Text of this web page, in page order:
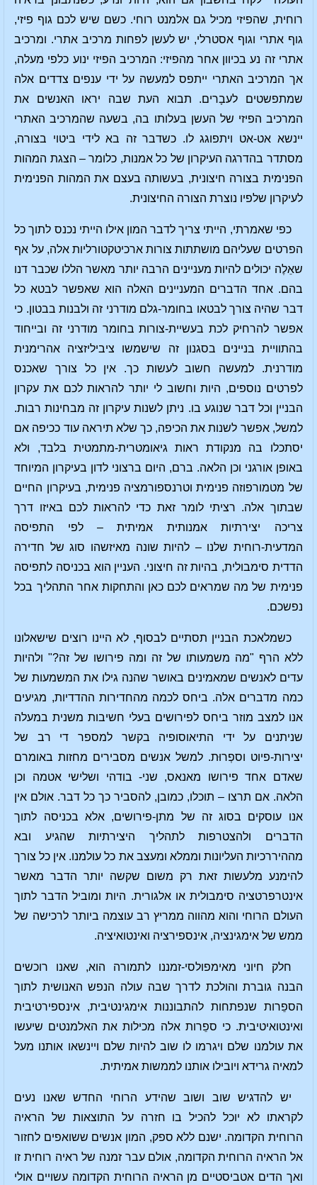
רוחית, שהפיזי מכיל גם אלמנט רוחי. כשם שיש לכם גוף פיזי,
גוף אתרי וגוף אסטרלי, יש לעשן לפחות מרכיב אתרי. ומרכיב
אתרי זה נע בכיוון אחר מהפיזי: המרכיב הפיזי ינוע כלפי מעלה,
אך המרכיב האתרי ייתפס למעשה על ידי ענפים צדדים אלה
שמתפשטים לעבָרים. תבוא העת שבה יראו האנשים את
המרכיב הפיזי של העשן בעלותו בה, בשעה שהמרכיב האתרי
יינשא אט-אט ויתפוגג לו. כשדבר זה בא לידי ביטוי בצורה,
מסתדר בהדרגה העיקרון של כל אמנות, כלומר – הצגת המהות
הפנימית בצורה חיצונית, בעשותה בעצם את המהות הפנימית
לעיקרון שלפיו נוצרת הצורה החיצונית.
כפי שאמרתי, הייתי צריך לדבר המון אילו הייתי נכנס לתוך כל
הפרטים שעליהם מושתתות צורות ארכיטקטורליות אלה, על אף
שאֵלֶה יכולים להיות מעניינים הרבה יותר מאשר הללו שכבר דנו
בהם. אחד הדברים המעניינים האלה הוא שאפשר לבטא כל
דבר שהיה צורך לבטאו בחומר-גלם מודרני זה ולבנות בבטון. כי
אפשר להרחיק לכת בעשיית-צורות בחומר מודרני זה ובייחוד
בהתוויית בניינים בסגנון זה שישמשו ציביליזציה אהרימנית
מודרנית. למעשה חשוב לעשות כך. אין כל צורך שאכנס
לפרטים נוספים, היות וחשוב לי יותר להראות לכם את עקרון
הבניין וכל דבר שנוגע בו. ניתן לשנות עיקרון זה מבחינות רבות.
למשל, אפשר לשנות את הכיפה, כך שלא תיראה עוד ככיפה אם
יסתכלו בה מנקודת ראות גיאומטרית-מתמטית בלבד, ולא
באופן אורגני וכן הלאה. ברם, היום ברצוני לדון בעיקרון המיוחד
של מטמורפוזה פנימית וטרנספורמציה פנימית, בעיקרון החיים
שבתוך אלה. רציתי לומר זאת כדי להראות לכם באיזו דרך
צריכה יצירתיות אמנותית אמיתית – לפי התפיסה
המדעית-רוחית שלנו – להיות שונה מאיזשהו סוג של חדירה
הדדית סימבולית, בהיות זה חיצוני. העניין הוא בכניסה לתפיסה
פנימית של מה שמראים לכם כאן והתחקות אחר התהליך בכל
נפשכם.
כשמלאכת הבניין תסתיים לבסוף, לא היינו רוצים שישאלונו
ללא הרף "מה משמעותו של זה ומה פירושו של זה?" ולהיות
עדים לאנשים שמאמינים באושר שהנה גילו את המשמעות של
כמה מדברים אלה. ביחס לכמה מהחדירות ההדדיות, מגיעים
אנו למצב מוזר ביחס לפירושים בעלי חשיבות משנית במעלה
שניתנים על ידי התיאוסופיה בקשר למספר די רב של
יצירות-פיוט וספְרוּת. למשל אנשים מסבירים מחזות באומרם
שאדם אחד פירושו מאנאס, שני- בודהי ושלישי אטמה וכן
הלאה. אם תרצו – תוכלו, כמובן, להסביר כך כל דבר. אולם אין
אנו עוסקים בסוג זה של מתן-פירושים, אלא בכניסה לתוך
הדברים ולהצטרפות לתהליך היצירתיות שהגיע ובא
מההיררכיות העליונות וממלא ומעצב את כל עולמנו. אין כל צורך
להימנע מלעשות זאת רק משום שקשה יותר הדבר מאשר
אינטרפרטציה סימבולית או אלגורית. היות ומוביל הדבר לתוך
העולם הרוחי והוא מהווה ממריץ רב עוצמה ביותר לרכישה של
ממש של אימגינציה, אינספירציה ואינטואיציה.
חלק חיוני מאימפולסי-זמננו לתמורה הוא, שאנו רוכשים
הבנה גוברת והולכת לדרך שבה עולה הנפש האנושית לתוך
הספֵרות שנפתחות להתבוננות אימגינטיבית, אינספירטיבית
ואינטואיטיבית. כי ספֵרות אלה מכילות את האלמנטים שיעשו
את עולמנו שלם ויגרמו לו שוב להיות שלם ויינשאו אותנו מעל
למאיה גרידא ויובילו אותנו לממשות אמיתית.
יש להדגיש שוב ושוב שהידע הרוחי החדש שאנו נעים
לקראתו לא יוכל להכיל בו חזרה על התוצאות של הראיה
הרוחית הקדומה. ישנם ללא ספק, המון אנשים ששואפים לחזור
אל הראיה הרוחית הקדומה, אולם עבר זמנה של ראיה רוחית זו
ואך הדים אטביסטיים מן הראיה הרוחית הקדומה עשויים אולי